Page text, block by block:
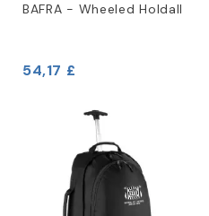
BAFRA - Wheeled Holdall
54,17 £